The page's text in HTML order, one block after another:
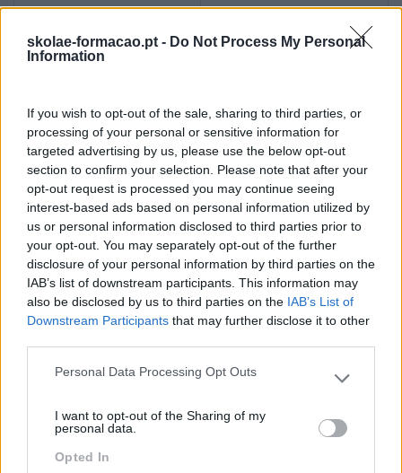
skolae-formacao.pt - Do Not Process My Personal
Information
If you wish to opt-out of the sale, sharing to third parties, or
processing of your personal or sensitive information for
targeted advertising by us, please use the below opt-out
section to confirm your selection. Please note that after your
opt-out request is processed you may continue seeing
interest-based ads based on personal information utilized by
us or personal information disclosed to third parties prior to
your opt-out. You may separately opt-out of the further
disclosure of your personal information by third parties on the
IAB’s list of downstream participants. This information may
also be disclosed by us to third parties on the IAB’s List of
Downstream Participants that may further disclose it to other
Please note that this website/app uses one or more Google
not limited to your visit or usage behaviour. You may click to
grant or deny consent to Google and its third-party tags to
use your data for below specified purposes in below Google
Personal Data Processing Opt Outs
I want to opt-out of the Sharing of my
personal data.
Opted In
Investir Em Formação TI E
IA
Analytics E Big Data: Por
Onde Começar A
Capacitação Dos
Pesquisa